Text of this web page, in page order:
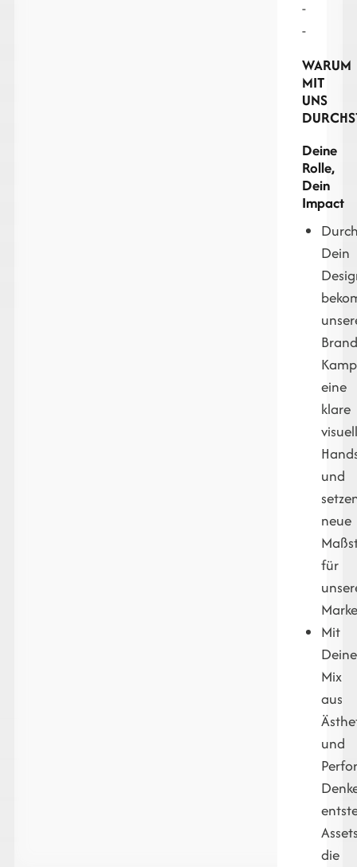
-
-
WARUM
MIT
UNS
Deine
Rolle,
Dein
Impact
Dein
eine
klare
und
neue
für
Mit
Mix
aus
und
die